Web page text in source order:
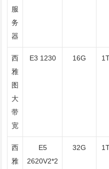
服
务
器
西
雅
图
大
带
宽
E3 1230 16G
西
雅
E5
2620V2*2
32G